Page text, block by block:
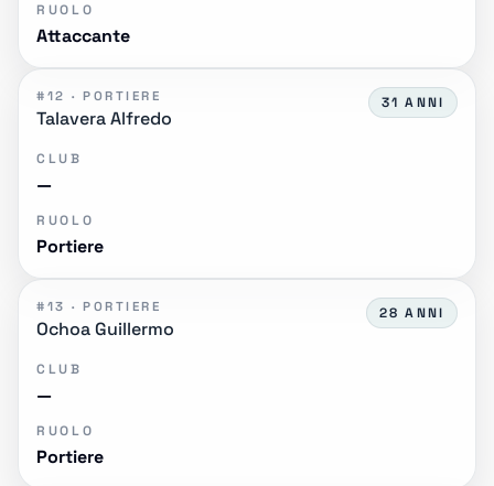
RUOLO
Attaccante
#12 · PORTIERE
Talavera Alfredo
31 ANNI
CLUB
—
RUOLO
Portiere
#13 · PORTIERE
Ochoa Guillermo
28 ANNI
CLUB
—
RUOLO
Portiere